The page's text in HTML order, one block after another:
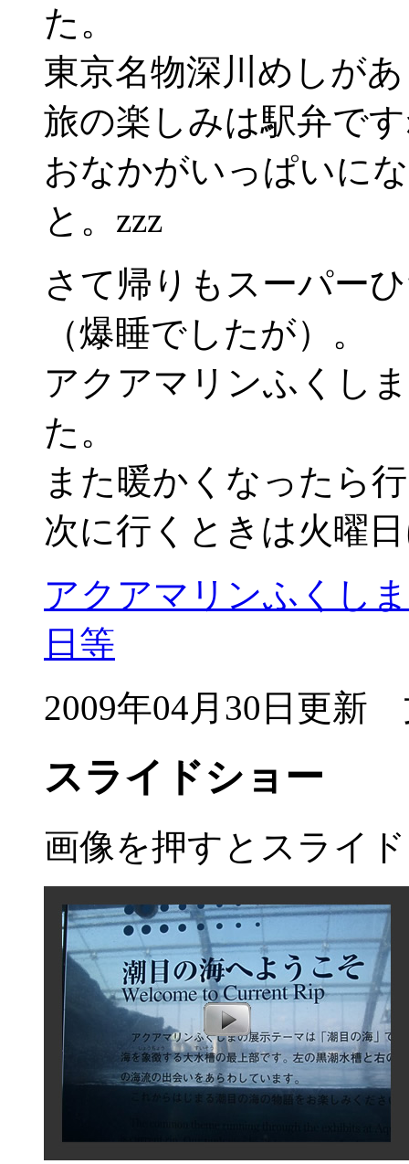
た。
東京名物深川めしが
旅の楽しみは駅弁で
おなかがいっぱいに
と。zzz
さて帰りもスーパー
（爆睡でしたが）。
アクアマリンふくし
た。
また暖かくなったら
次に行くときは火曜
アクアマリンふくし
日等
2009年04月30日更新
スライドショー
画像を押すとスライ